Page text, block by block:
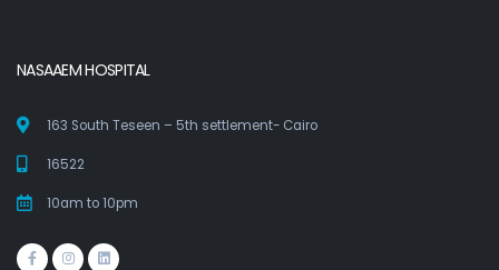
NASAAEM HOSPITAL
163 South Teseen – 5th settlement- Cairo
16522
10am to 10pm